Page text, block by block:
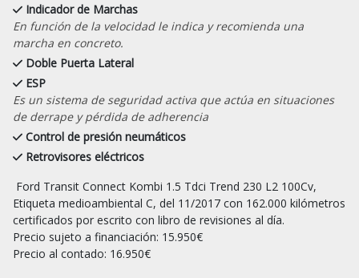
Indicador de Marchas
En función de la velocidad le indica y recomienda una
marcha en concreto.
Doble Puerta Lateral
ESP
Es un sistema de seguridad activa que actúa en situaciones
de derrape y pérdida de adherencia
Control de presión neumáticos
Retrovisores eléctricos
Etiqueta medioambiental C, del 11/2017 con 162.000 kilómetros
certificados por escrito con libro de revisiones al día.
Precio sujeto a financiación: 15.950€
Precio al contado: 16.950€